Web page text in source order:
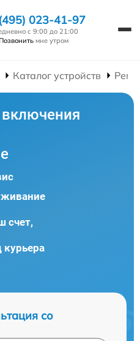
023-41-97
с 9:00 до 21:00
Позвонить мне утром
Каталог устройств
счет,
со